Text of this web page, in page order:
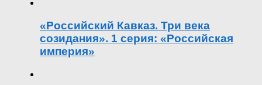
«Российский Кавказ. Три века
созидания». 1 серия: «Российская
империя»